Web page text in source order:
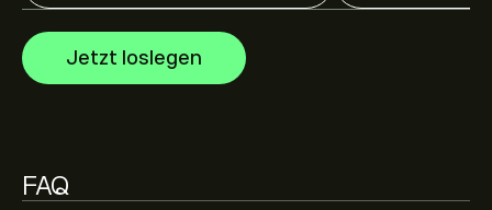
Jetzt loslegen
FAQ
Die Marktkapitalisierung von CITIC Securities Co Ltd
beträgt 401.64B‎$‎ USD